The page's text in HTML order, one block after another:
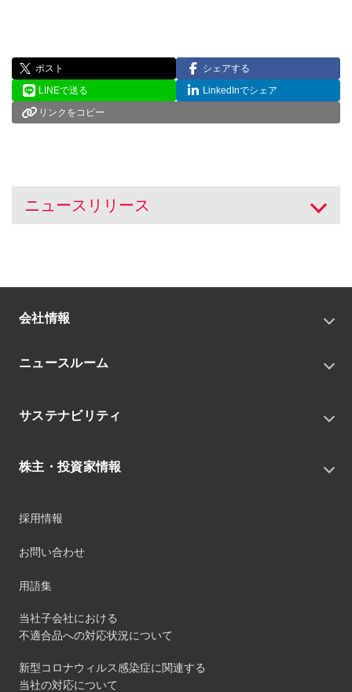
ポスト
シェアする
LINEで送る
LinkedInでシェア
リンクをコピー
ニュースリリース 開く
会社情報
会社概要
中期経営戦略
役員
事業
ニュースルーム
トピックス
IRニュース
サステナビリティ
環境
ガバナンス
マテリアリティ
サステナビリティデータ
第三者保証
社外団体への加盟
社外からの評価
株主・投資家情報
財務ハイライト
IRカレンダー
個人投資家のみなさまへ
採用情報
お問い合わせ
用語集
当社子会社における
不適合品への対応状況について
新型コロナウィルス感染症に関連する
当社の対応について